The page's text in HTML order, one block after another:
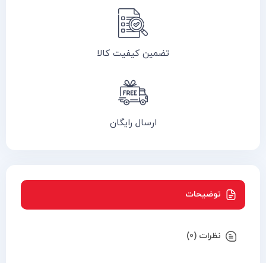
تضمین کیفیت کالا
ارسال رایگان
توضیحات
نظرات (0)